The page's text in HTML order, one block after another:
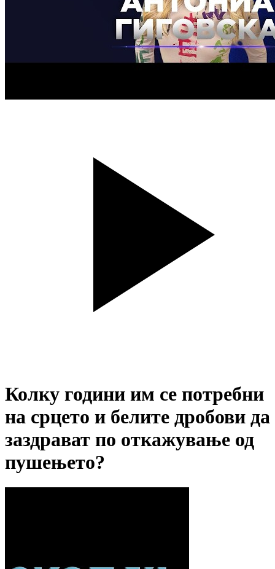
Колку години им се потребни
на срцето и белите дробови да
заздрават по откажување од
пушењето?